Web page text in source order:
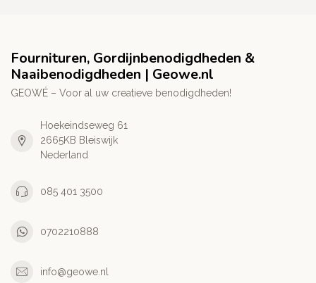
Fournituren, Gordijnbenodigdheden &
Naaibenodigdheden | Geowe.nl
GEOWÉ – Voor al uw creatieve benodigdheden!
Hoekeindseweg 61
2665KB Bleiswijk
Nederland
085 401 3500
0702210888
info@geowe.nl